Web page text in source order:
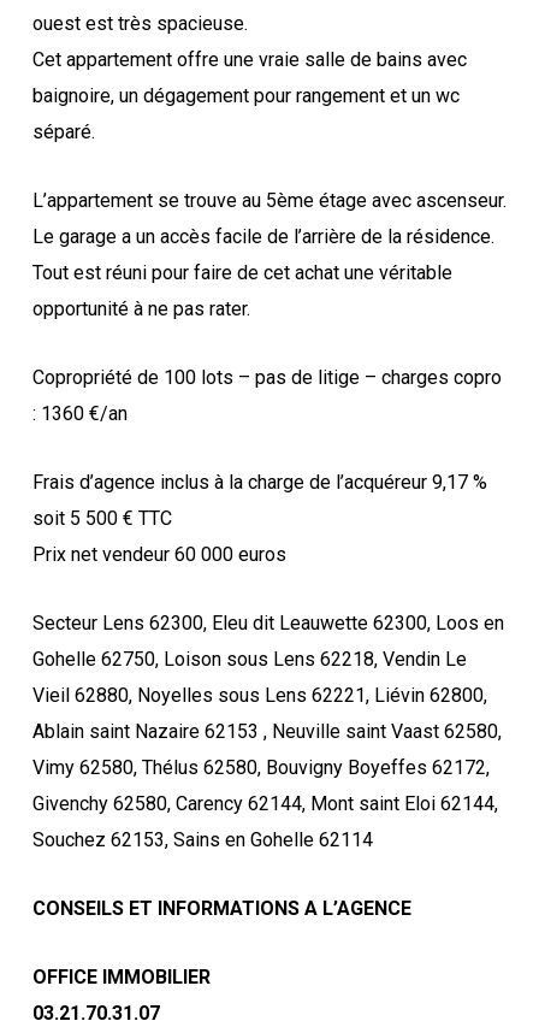
ouest est très spacieuse.
Cet appartement offre une vraie salle de bains avec
baignoire, un dégagement pour rangement et un wc
séparé.
L’appartement se trouve au 5ème étage avec ascenseur.
Le garage a un accès facile de l’arrière de la résidence.
Tout est réuni pour faire de cet achat une véritable
opportunité à ne pas rater.
Copropriété de 100 lots – pas de litige – charges copro
: 1360 €/an
Frais d’agence inclus à la charge de l’acquéreur 9,17 %
soit 5 500 € TTC
Prix net vendeur 60 000 euros
Secteur Lens 62300, Eleu dit Leauwette 62300, Loos en
Gohelle 62750, Loison sous Lens 62218, Vendin Le
Vieil 62880, Noyelles sous Lens 62221, Liévin 62800,
Ablain saint Nazaire 62153 , Neuville saint Vaast 62580,
Vimy 62580, Thélus 62580, Bouvigny Boyeffes 62172,
Givenchy 62580, Carency 62144, Mont saint Eloi 62144,
Souchez 62153, Sains en Gohelle 62114
CONSEILS ET INFORMATIONS A L’AGENCE
OFFICE IMMOBILIER
03.21.70.31.07